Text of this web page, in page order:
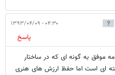
۰۴:۳۰ - ۱۳۹۳/۰۴/۰۹
پاسخ
موفق به گونه ای که در ساختار
ای است اما حفظ ارزش های هنری